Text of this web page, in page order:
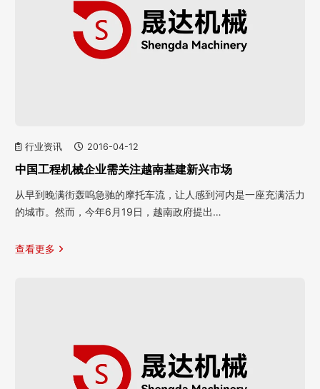
行业资讯 2016-04-12
中国工程机械企业需关注越南基建新兴市场
从早到晚满街轰呜急驰的摩托车流，让人感到河内是一座充满活力
的城市。然而，今年6月19日，越南政府提出…
查看更多